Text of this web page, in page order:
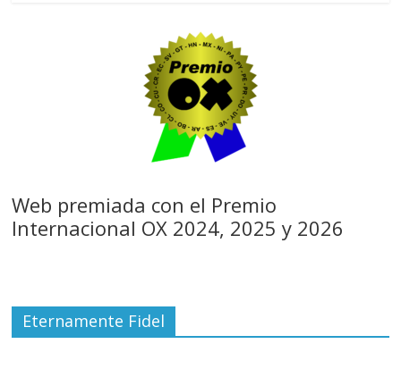
Web premiada con el Premio
Internacional OX 2024, 2025 y 2026
Eternamente Fidel